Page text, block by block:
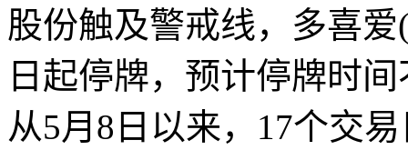
股份触及警戒线，多喜爱
日起停牌，预计停牌时
从5月8日以来，17个交